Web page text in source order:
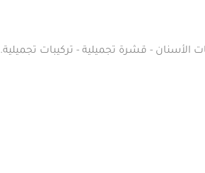
الأسنان - قشرة تجميلية - تركيبات تجميلية.